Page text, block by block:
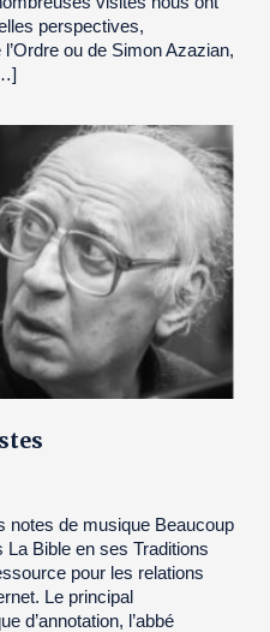
perspectives,
ou de Simon Azazian,
notes de musique Beaucoup
Bible en ses Traditions
pour les relations
Le principal
d’annotation, l’abbé